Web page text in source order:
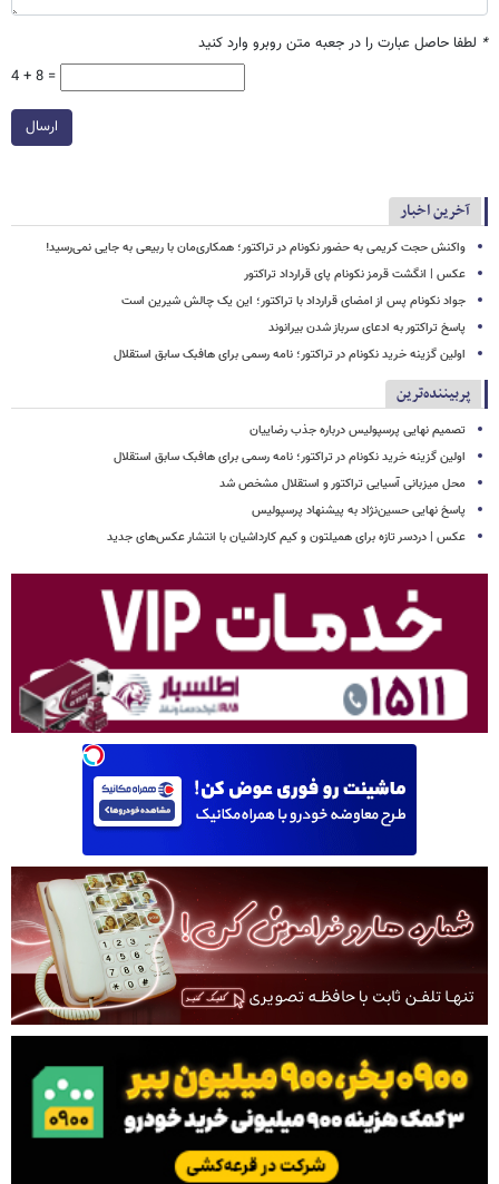
* لطفا حاصل عبارت را در جعبه متن روبرو وارد کنید
4 + 8 =
ارسال
آخرین اخبار
واکنش حجت کریمی به حضور نکونام در تراکتور؛ همکاری‌مان با ربیعی به جایی نمی‌رسید!
عکس | انگشت قرمز نکونام پای قرارداد تراکتور
جواد نکونام پس از امضای قرارداد با تراکتور؛ این یک چالش شیرین است
پاسخ تراکتور به ادعای سرباز شدن بیرانوند
اولین گزینه خرید نکونام در تراکتور؛ نامه رسمی برای هافبک سابق استقلال
پربیننده‌ترین
تصمیم نهایی پرسپولیس درباره جذب رضاییان
اولین گزینه خرید نکونام در تراکتور؛ نامه رسمی برای هافبک سابق استقلال
محل میزبانی آسیایی تراکتور و استقلال مشخص شد
پاسخ نهایی حسین‌نژاد به پیشنهاد پرسپولیس
عکس | دردسر تازه برای همیلتون و کیم کارداشیان با انتشار عکس‌های جدید